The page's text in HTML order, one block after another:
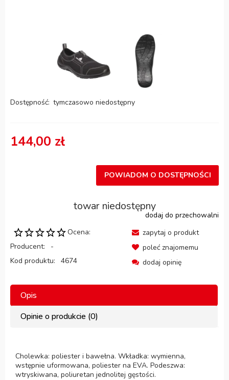
Dostępność: tymczasowo niedostępny
144,00 zł
POWIADOM O DOSTĘPNOŚCI
towar niedostępny
dodaj do przechowalni
Ocena:
Producent:
-
Kod produktu:
4674
zapytaj o produkt
poleć znajomemu
dodaj opinię
Opis
Opinie o produkcie (0)
Cholewka: poliester i bawełna. Wkładka: wymienna,
wstępnie uformowana, poliester na EVA. Podeszwa:
wtryskiwana, poliuretan jednolitej gęstości.